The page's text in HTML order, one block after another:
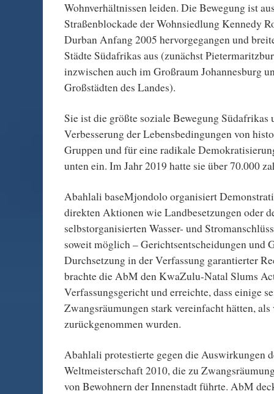
Wohnverhältnissen leiden. Die Bewegung ist
Straßenblockade der Wohnsiedlung Kennedy
Durban Anfang 2005 hervorgegangen und
Städte Südafrikas aus (zunächst
inzwischen auch im Großraum Johannesburg
Großstädten des Landes).
Sie ist die größte soziale Bewegung Südafrikas
Verbesserung der Lebensbedingungen von
Gruppen und für eine radikale
unten ein. Im Jahr 2019 hatte sie über 70.000
Abahlali baseMjondolo organisiert
direkten Aktionen wie Landbesetzungen oder
selbstorganisierten Wasser- und
soweit möglich – Gerichtsentscheidungen und
Durchsetzung in der Verfassung garantierter
brachte die AbM den KwaZulu-Natal Slums
Verfassungsgericht und erreichte, dass einige
Zwangsräumungen stark vereinfacht hätten,
zurückgenommen wurden.
Abahlali protestierte gegen die Auswirkungen
Weltmeisterschaft 2010, die zu
von Bewohnern der Innenstadt führte. AbM